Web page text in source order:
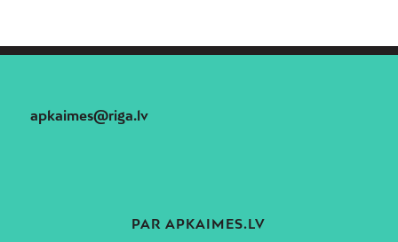
apkaimes@riga.lv
PAR APKAIMES.LV